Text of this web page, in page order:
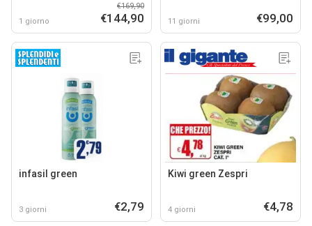
1 giorno
€169,90
€144,90 11 giorni €99,00
infasil green
3 giorni €2,79
Kiwi green Zespri
4 giorni €4,78